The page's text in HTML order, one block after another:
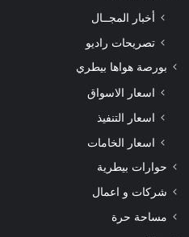
أخبار المجــال
تصريحات راديو
بورصة هواها بيطري
اسعار الاسواق
اسعار التنفيذ
اسعار الخامات
حوارات بيطرية
شركات و اعمال
مساحة حرة